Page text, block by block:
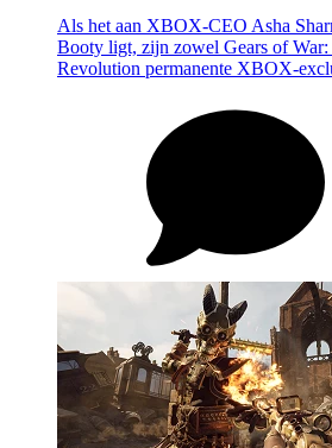
Als het aan XBOX-CEO Asha
Booty ligt, zijn zowel Gears of
Revolution permanente XBOX-